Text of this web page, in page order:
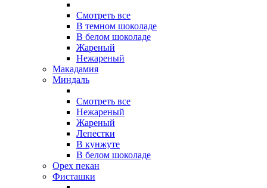
Смотреть все
В темном шоколаде
В белом шоколаде
Жареный
Нежареный
Макадамия
Миндаль
Смотреть все
Нежареный
Жареный
Лепестки
В кунжуте
В белом шоколаде
Орех пекан
Фисташки